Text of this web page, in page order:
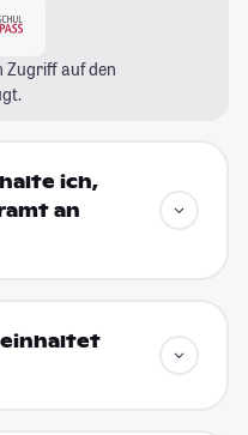
Zugriff auf den
ich,
an